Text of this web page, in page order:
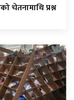
चेतनामाथि प्रश्न